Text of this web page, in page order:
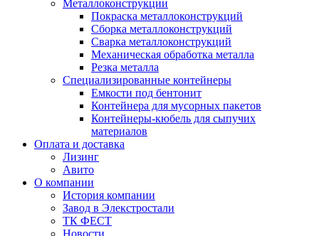
Металлоконструкции
Покраска металлоконструкций
Сборка металлоконструкций
Сварка металлоконструкций
Механическая обработка металла
Резка металла
Специализированные контейнеры
Емкости под бентонит
Контейнера для мусорных пакетов
Контейнеры-кюбель для сыпучих
материалов
Оплата и доставка
Лизинг
Авито
О компании
История компании
Завод в Элекстростали
ТК ФЕСТ
Новости